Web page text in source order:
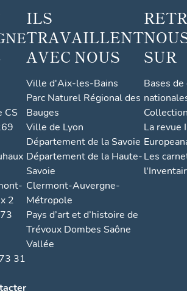
CS
2
31
ILS
TRAVAILLENT
AVEC NOUS
Ville d'Aix-les-Bains
Parc Naturel Régional des
Bauges
Ville de Lyon
Département de la Savoie
Département de la Haute-
Savoie
Clermont-Auvergne-
Métropole
Pays d’art et d’histoire de
Trévoux Dombes Saône
Vallée
SUR
Bases
La revue
Les